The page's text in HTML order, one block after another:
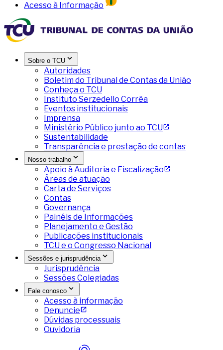
Acesso à Informação
Sobre o TCU
Autoridades
Boletim do Tribunal de Contas da União
Conheça o TCU
Instituto Serzedello Corrêa
Eventos institucionais
Imprensa
Ministério Público junto ao TCU
Sustentabilidade
Transparência e prestação de contas
Nosso trabalho
Apoio à Auditoria e Fiscalização
Áreas de atuação
Carta de Serviços
Contas
Governança
Painéis de Informações
Planejamento e Gestão
Publicações institucionais
TCU e o Congresso Nacional
Sessões e jurisprudência
Jurisprudência
Sessões Colegiadas
Fale conosco
Acesso à informação
Denuncie
Dúvidas processuais
Ouvidoria